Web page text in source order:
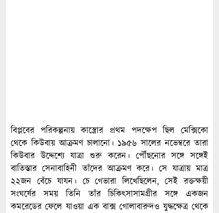
বিপ্লবের পরিকল্পনায় কাস্ত্রোর প্রথম পদক্ষেপ ছিল মেক্সিকো
থেকে কিউবায় আক্রমণ চালানো। ১৯৫৬ সালের নভেম্বরে তারা
কিউবার উদ্দেশ্যে যাত্রা শুরু করেন। পৌঁছনোর সঙ্গে সঙ্গেই
বাতিস্তার সেনাবাহিনী তাঁদের আক্রমণ করে। সে যাত্রায় মাত্র
২২জন বেঁচে যাযন। চে গেভারা লিখেছিলেন, সেই রক্তক্ষয়ী
সংঘর্ষের সময় তিনি তাঁর চিকিৎসাসামগ্রীর সঙ্গে একজন
কমরেডের ফেলে যাওয়া এক বাক্স গোলাবারুদও যুদ্ধক্ষেত্র থেকে